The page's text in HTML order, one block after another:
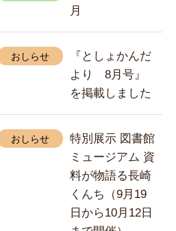
月
おしらせ
『としょかんだ
より 8月号』
を掲載しました
おしらせ
特別展示 図書館
ミュージアム 資
料が物語る長崎
くんち（9月19
日から10月12日